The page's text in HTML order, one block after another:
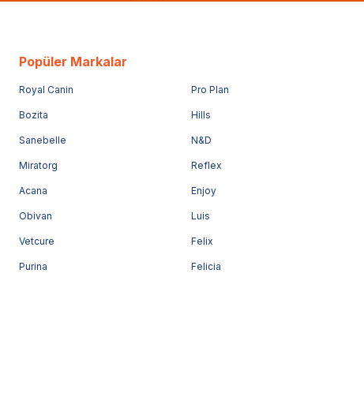
Popüler Markalar
Royal Canin Pro Plan
Bozita Hills
Sanebelle N&D
Miratorg Reflex
Acana Enjoy
Obivan Luis
Vetcure Felix
Purina Felicia